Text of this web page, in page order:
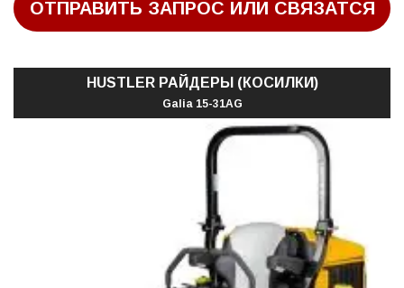
ОТПРАВИТЬ ЗАПРОС ИЛИ СВЯЗАТСЯ
HUSTLER РАЙДЕРЫ (КОСИЛКИ)
Galia 15-31AG